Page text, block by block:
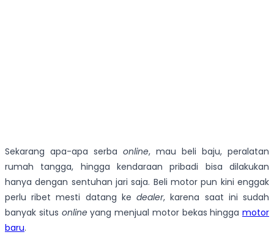
Sekarang apa-apa serba online, mau beli baju, peralatan
rumah tangga, hingga kendaraan pribadi bisa dilakukan
hanya dengan sentuhan jari saja. Beli motor pun kini enggak
perlu ribet mesti datang kedealer, karena saat ini sudah
banyak situs onlineyang menjual motor bekas hingga motor
baru.